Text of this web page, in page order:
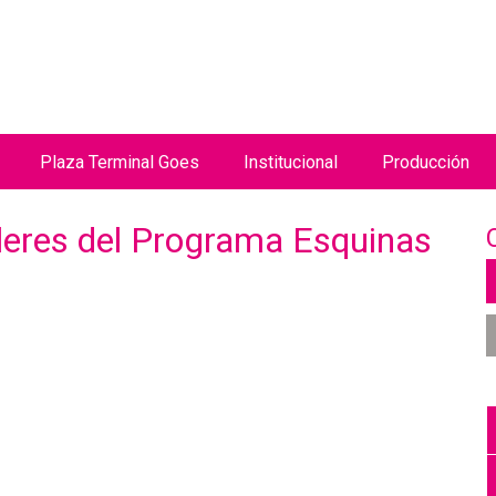
del Programa Esquinas
Plaza Terminal Goes Institucional Producción